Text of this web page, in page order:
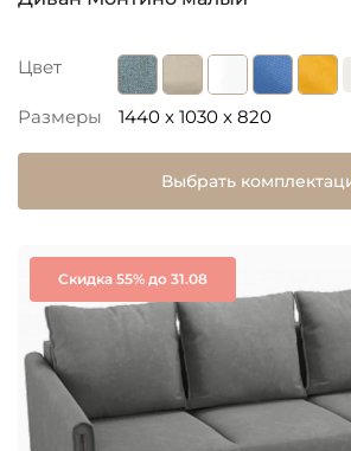
Цвет
Размеры 1440 x 1030 x 820
Выбрать
Скидка 55% до 31.08